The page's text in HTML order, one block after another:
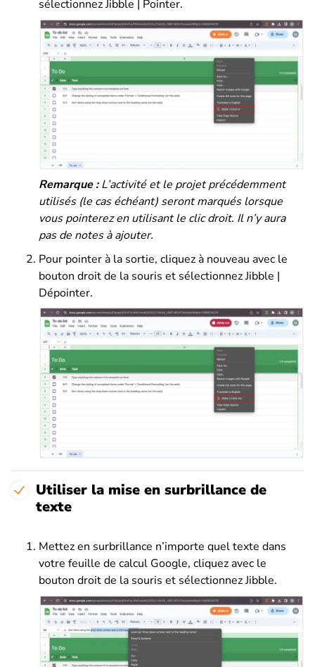
sélectionnez Jibble | Pointer.
Remarque :L’activité et le projet précédemment
utilisés (le cas échéant) seront marqués lorsque
vous pointerez en utilisant le clic droit. Il n’y aura
pas de notes à ajouter.
Pour pointer à la sortie, cliquez à nouveau avec le
bouton droit de la souris et sélectionnez Jibble |
Dépointer.
Utiliser la mise en surbrillance de
texte
Mettez en surbrillance n’importe quel texte dans
votre feuille de calcul Google, cliquez avec le
bouton droit de la souris et sélectionnez Jibble.